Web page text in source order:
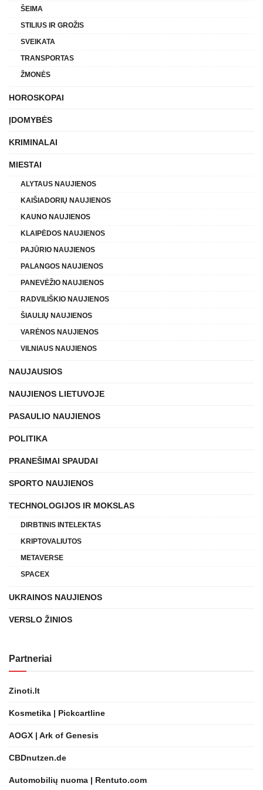
ŠEIMA
STILIUS IR GROŽIS
SVEIKATA
TRANSPORTAS
ŽMONĖS
HOROSKOPAI
ĮDOMYBĖS
KRIMINALAI
MIESTAI
ALYTAUS NAUJIENOS
KAIŠIADORIŲ NAUJIENOS
KAUNO NAUJIENOS
KLAIPĖDOS NAUJIENOS
PAJŪRIO NAUJIENOS
PALANGOS NAUJIENOS
PANEVĖŽIO NAUJIENOS
RADVILIŠKIO NAUJIENOS
ŠIAULIŲ NAUJIENOS
VARĖNOS NAUJIENOS
VILNIAUS NAUJIENOS
NAUJAUSIOS
NAUJIENOS LIETUVOJE
PASAULIO NAUJIENOS
POLITIKA
PRANEŠIMAI SPAUDAI
SPORTO NAUJIENOS
TECHNOLOGIJOS IR MOKSLAS
DIRBTINIS INTELEKTAS
KRIPTOVALIUTOS
METAVERSE
SPACEX
UKRAINOS NAUJIENOS
VERSLO ŽINIOS
Partneriai
Zinoti.lt
Kosmetika | Pickcartline
AOGX | Ark of Genesis
CBDnutzen.de
Automobilių nuoma | Rentuto.com